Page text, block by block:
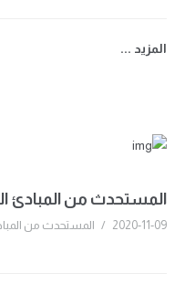
المزيد ...
المستحدث من المبادئ
2020-11-09
/ المستحدث من